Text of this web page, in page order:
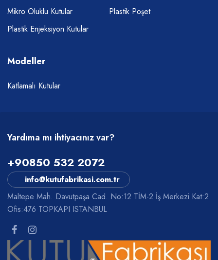
Mikro Oluklu Kutular
Plastik Enjeksiyon Kutular
Plastik Poşet
Modeller
Katlamalı Kutular
Yardıma mı ihtiyacınız var?
+90850 532 2072
info@kutufabrikasi.com.tr
Maltepe Mah. Davutpaşa Cad. No:12 TİM-2 İş Merkezi Kat:2
Ofis:476 TOPKAPI ISTANBUL